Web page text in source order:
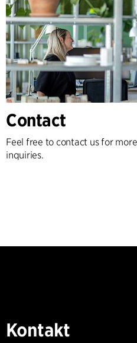
Contact
Feel free to contact us for
inquiries.
Kontakt